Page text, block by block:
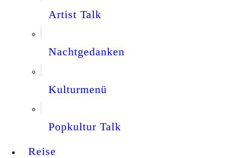
Artist Talk
Nachtgedanken
Kulturmenü
Popkultur Talk
Reise